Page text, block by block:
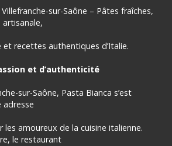
sur-Saône – Pâtes fraîches,
et recettes authentiques d’Italie.
et d’authenticité
sur-Saône, Pasta Bianca s’est
adresse
amoureux de la cuisine italienne.
le restaurant